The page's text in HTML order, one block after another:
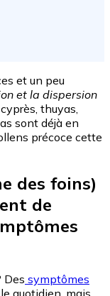
et un peu
et la dispersion
thuyas,
sont déjà en
précoce cette
des foins)
de
Des symptômes